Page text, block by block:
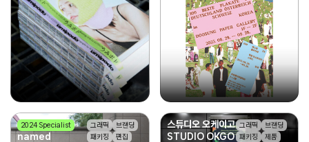
2024 Specialist
네임드
named
그래픽
브랜딩
패키징
편집
스튜디오 오케이고
STUDIO OKGO
그래픽
브랜딩
패키징
제품